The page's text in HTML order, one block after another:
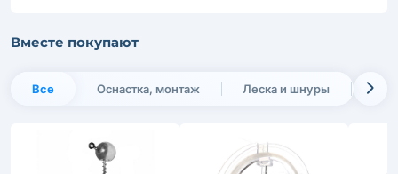
Вместе покупают
Все Оснастка, монтаж Леска и шнуры